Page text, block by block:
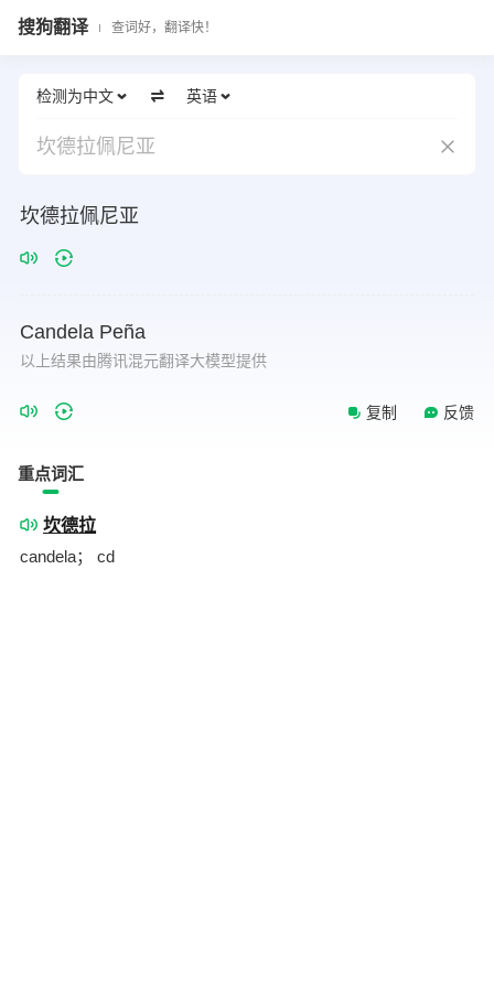
搜狗翻译 查词好，翻译快！
检测为中文 英语
坎德拉佩尼亚
坎德拉佩尼亚
Candela Peña
以上结果由腾讯混元翻译大模型提供
复制 反馈
重点词汇
坎德拉
candela； cd